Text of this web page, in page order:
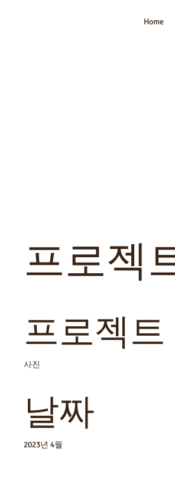
Home
프로젝
프로젝트
사진
날짜
2023년 4월